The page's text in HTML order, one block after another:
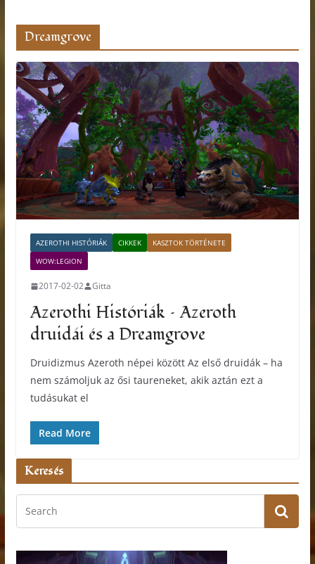
Dreamgrove
AZEROTHI HISTÓRIÁK CIKKEK
KASZTOK TÖRTÉNETE
WOW:LEGION
2017-02-02 Gitta
Azerothi Históriák – Azeroth
druidái és a Dreamgrove
Druidizmus Azeroth népei között Az első druidák – ha
nem számoljuk az ősi taureneket, akik aztán ezt a
tudásukat el
Read More
Keresés